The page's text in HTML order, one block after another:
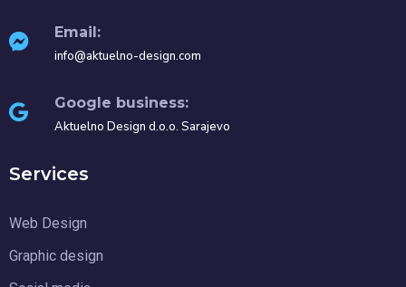
Email:
info@aktuelno-design.com
Google business:
Aktuelno Design d.o.o. Sarajevo
Services
Web Design
Graphic design